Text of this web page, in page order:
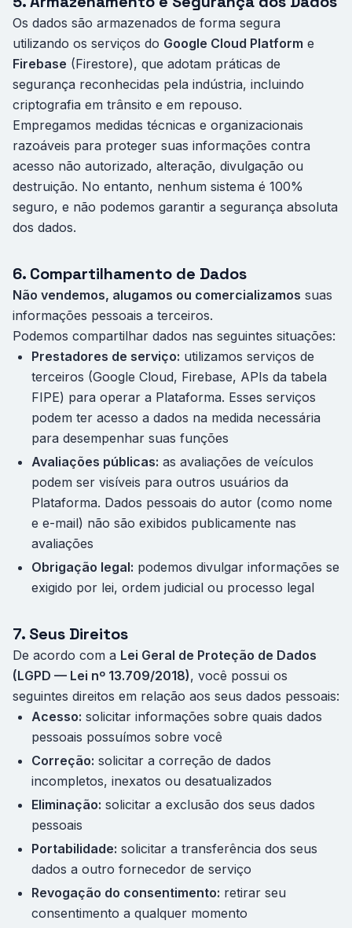
Os dados são armazenados de forma segura
utilizando os serviços do Google Cloud Platform e
Firebase (Firestore), que adotam práticas de
segurança reconhecidas pela indústria, incluindo
criptografia em trânsito e em repouso.
Empregamos medidas técnicas e organizacionais
razoáveis para proteger suas informações contra
acesso não autorizado, alteração, divulgação ou
destruição. No entanto, nenhum sistema é 100%
seguro, e não podemos garantir a segurança absoluta
dos dados.
6. Compartilhamento de Dados
Não vendemos, alugamos ou comercializamos suas
informações pessoais a terceiros.
Podemos compartilhar dados nas seguintes situações:
Prestadores de serviço: utilizamos serviços de
terceiros (Google Cloud, Firebase, APIs da tabela
FIPE) para operar a Plataforma. Esses serviços
podem ter acesso a dados na medida necessária
para desempenhar suas funções
Avaliações públicas: as avaliações de veículos
podem ser visíveis para outros usuários da
Plataforma. Dados pessoais do autor (como nome
e e-mail) não são exibidos publicamente nas
avaliações
Obrigação legal: podemos divulgar informações se
exigido por lei, ordem judicial ou processo legal
7. Seus Direitos
De acordo com a Lei Geral de Proteção de Dados
(LGPD — Lei nº 13.709/2018), você possui os
seguintes direitos em relação aos seus dados pessoais:
Acesso: solicitar informações sobre quais dados
pessoais possuímos sobre você
Correção: solicitar a correção de dados
incompletos, inexatos ou desatualizados
Eliminação: solicitar a exclusão dos seus dados
pessoais
Portabilidade: solicitar a transferência dos seus
dados a outro fornecedor de serviço
Revogação do consentimento: retirar seu
consentimento a qualquer momento